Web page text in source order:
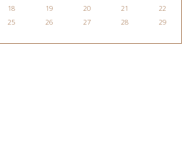
18 19 20 21
22
25 26 27 28
29